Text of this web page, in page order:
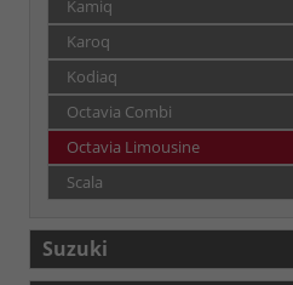
Kamiq
Karoq
Kodiaq
Octavia Combi
Octavia Limousine
Scala
Suzuki